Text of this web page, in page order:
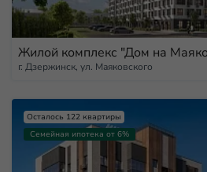
Жилой комплекс "Дом на
г. Дзержинск, ул. Маяковского
Семейная ипотека от 6%
Осталось 122 квартиры